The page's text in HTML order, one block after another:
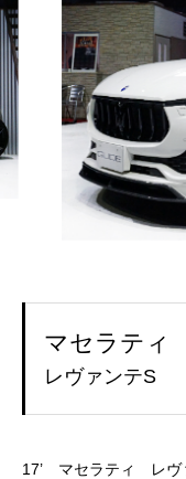
マセラティ
レヴァンテS
17’ マセラティ レ